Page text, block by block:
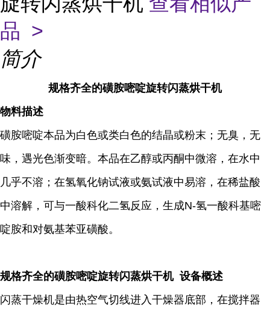
品 >
简介
规格齐全的磺胺嘧啶旋转闪蒸烘干机
物料描述
磺胺嘧啶本品为白色或类白色的结晶或粉末；无臭，无
味，遇光色渐变暗。本品在乙醇或丙酮中微溶，在水中
几乎不溶；在氢氧化钠试液或氨试液中易溶，在稀盐酸
中溶解，可与一酸科化二氢反应，生成N-氢一酸科基嘧
啶胺和对氨基苯亚磺酸。
规格齐全的磺胺嘧啶旋转闪蒸烘干机 设备概述
闪蒸干燥机是由热空气切线进入干燥器底部，在搅拌器